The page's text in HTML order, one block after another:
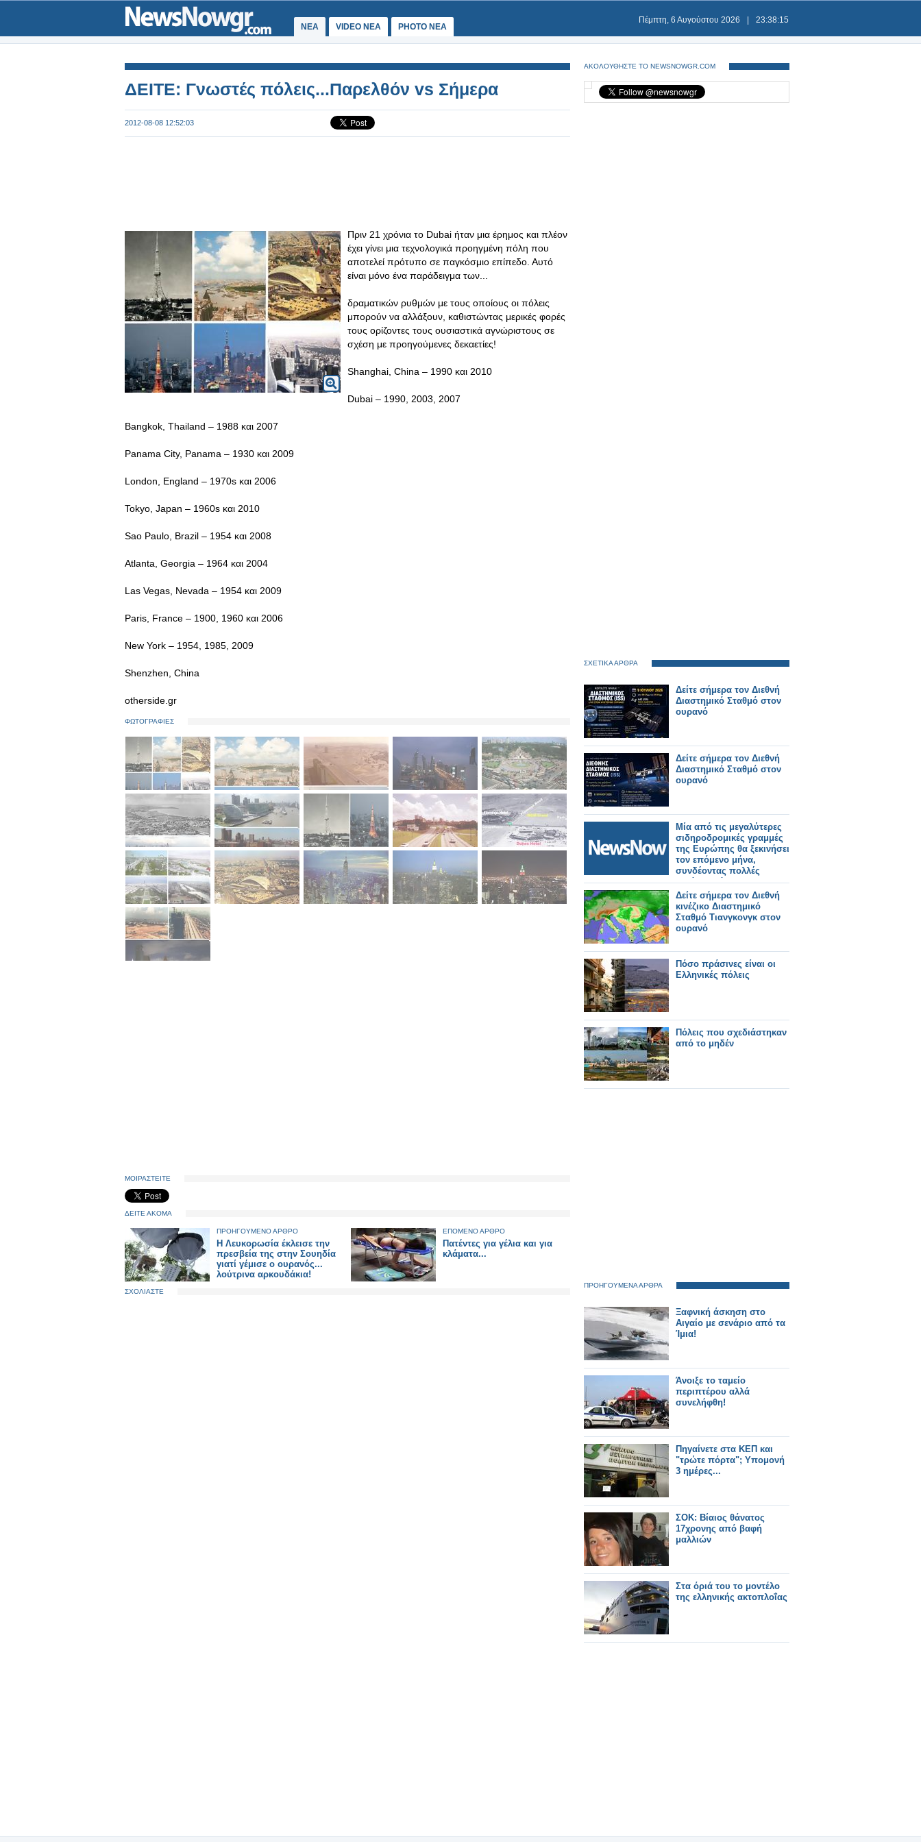
ΝΕΑ VIDEO NEA PHOTO NEA
Πέμπτη, 6 Αυγούστου 2026 23:38:15
ΔΕΙΤΕ: Γνωστές πόλεις...Παρελθόν vs Σήμερα
2012-08-08 12:52:03
Πριν 21 χρόνια το Dubai ήταν μια έρημος και πλέον
έχει γίνει μια τεχνολογικά προηγμένη πόλη που
αποτελεί πρότυπο σε παγκόσμιο επίπεδο. Αυτό
είναι μόνο ένα παράδειγμα των...
δραματικών ρυθμών με τους οποίους οι πόλεις
μπορούν να αλλάξουν, καθιστώντας μερικές φορές
τους ορίζοντες τους ουσιαστικά αγνώριστους σε
σχέση με προηγούμενες δεκαετίες!
Shanghai, China – 1990 και 2010
Dubai – 1990, 2003, 2007
Bangkok, Thailand – 1988 και 2007
Panama City, Panama – 1930 και 2009
London, England – 1970s και 2006
Tokyo, Japan – 1960s και 2010
Sao Paulo, Brazil – 1954 και 2008
Atlanta, Georgia – 1964 και 2004
Las Vegas, Nevada – 1954 και 2009
Paris, France – 1900, 1960 και 2006
New York – 1954, 1985, 2009
Shenzhen, China
otherside.gr
ΦΩΤΟΓΡΑΦΙΕΣ
ΜΟΙΡΑΣΤΕΙΤΕ
ΔΕΙΤΕ ΑΚΟΜΑ
ΠΡΟΗΓΟΥΜΕΝΟ ΑΡΘΡΟ
Η Λευκορωσία έκλεισε την
πρεσβεία της στην Σουηδία
γιατί γέμισε ο ουρανός...
λούτρινα αρκουδάκια!
ΕΠΟΜΕΝΟ ΑΡΘΡΟ
Πατέντες για γέλια και για
κλάματα...
ΣΧΟΛΙΑΣΤΕ
ΑΚΟΛΟΥΘΗΣΤΕ ΤΟ NEWSNOWGR.COM
ΣΧΕΤΙΚΑ ΑΡΘΡΑ
Δείτε σήμερα τον Διεθνή
Διαστημικό Σταθμό στον
ουρανό
Δείτε σήμερα τον Διεθνή
Διαστημικό Σταθμό στον
ουρανό
Μία από τις μεγαλύτερες
σιδηροδρομικές γραμμές
της Ευρώπης θα ξεκινήσει
τον επόμενο μήνα,
συνδέοντας πολλές
μεγάλες πόλεις.
Δείτε σήμερα τον Διεθνή
κινέζικο Διαστημικό
Σταθμό Τιανγκονγκ στον
ουρανό
Πόσο πράσινες είναι οι
Ελληνικές πόλεις
Πόλεις που σχεδιάστηκαν
από το μηδέν
ΠΡΟΗΓΟΥΜΕΝΑ ΑΡΘΡΑ
Ξαφνική άσκηση στο
Αιγαίο με σενάριο από τα
Ίμια!
Άνοιξε το ταμείο
περιπτέρου αλλά
συνελήφθη!
Πηγαίνετε στα ΚΕΠ και
"τρώτε πόρτα"; Υπομονή
3 ημέρες...
ΣΟΚ: Βίαιος θάνατος
17χρονης από βαφή
μαλλιών
Στα όριά του το μοντέλο
της ελληνικής ακτοπλοΐας